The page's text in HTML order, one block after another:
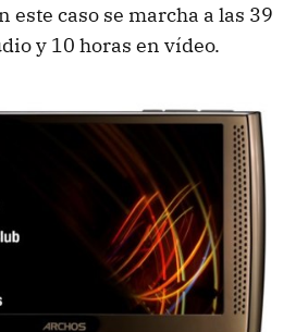
este caso se marcha a las 39
y 10 horas en vídeo.